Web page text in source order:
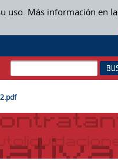
uso. Más información en la